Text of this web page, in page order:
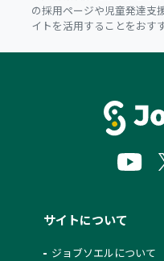
の採用ページや児童発達支
イトを活用することをおす
サイトについて
ジョブソエルについて